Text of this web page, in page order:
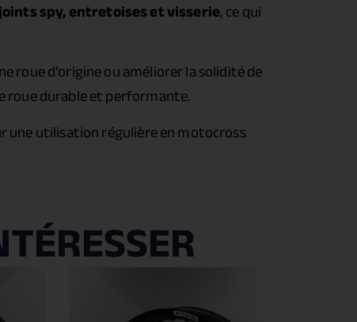
spy, entretoises et visserie, ce qui
roue d’origine ou améliorer la solidité de
roue durable et performante.
une utilisation régulière en motocross